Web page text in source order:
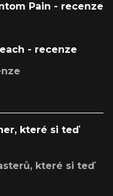
Pain - recenze
- recenze
které si teď
které si teď